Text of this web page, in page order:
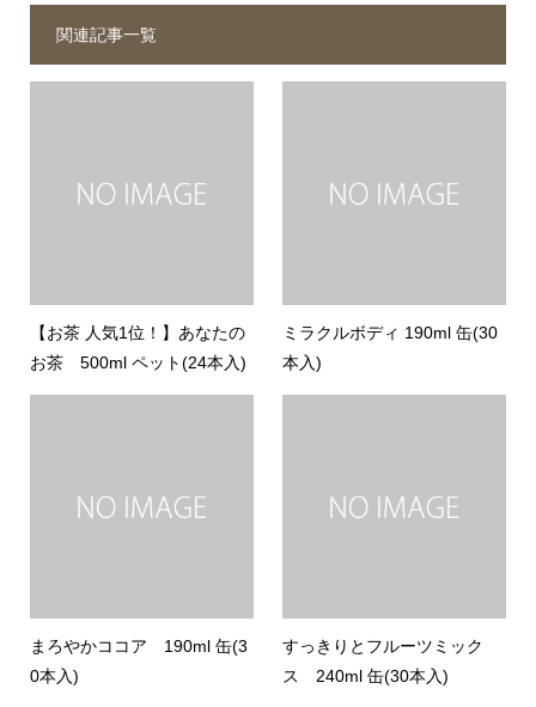
関連記事一覧
【お茶 人気1位！】あなたの
お茶 500ml ペット(24本入)
ミラクルボディ 190ml 缶(30
本入)
まろやかココア 190ml 缶(3
0本入)
すっきりとフルーツミック
ス 240ml 缶(30本入)